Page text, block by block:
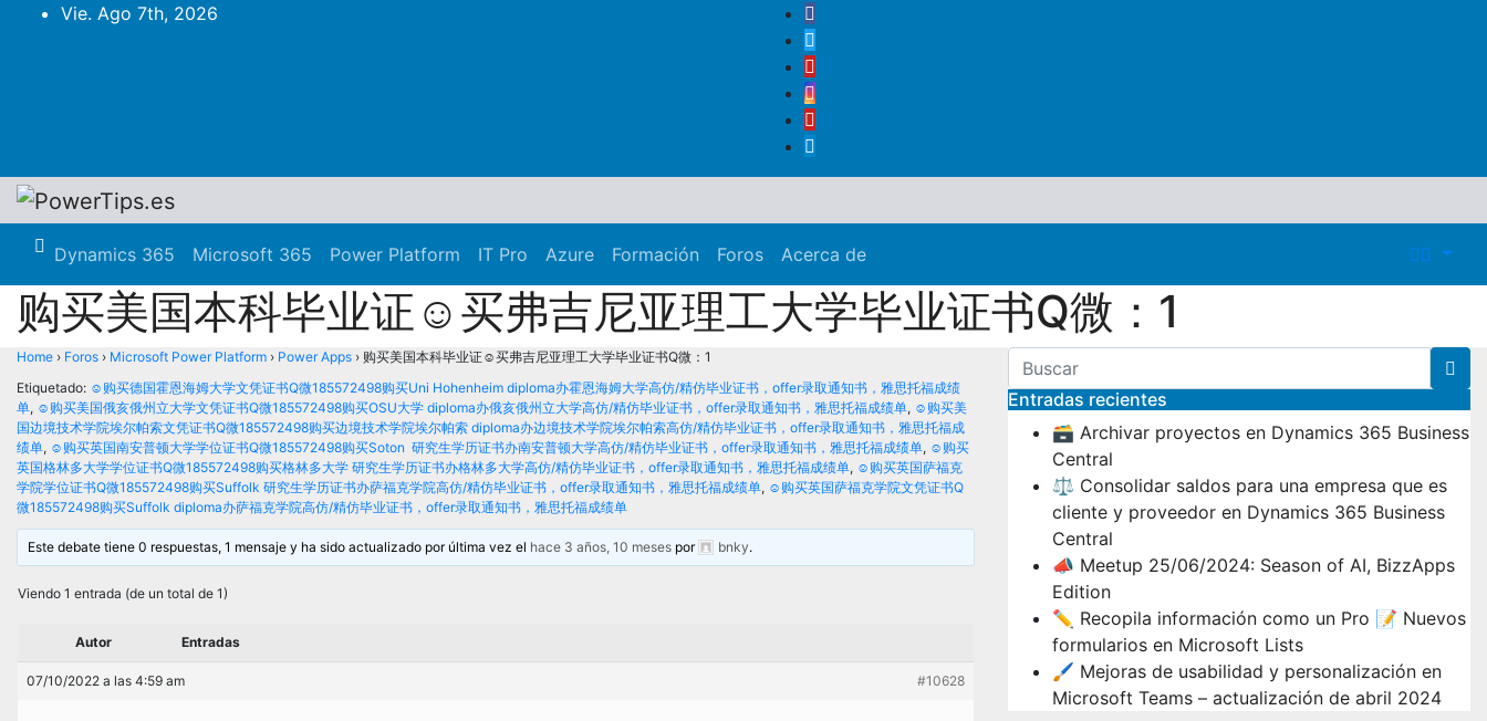
Vie. Ago 7th, 2026
Dynamics 365 Microsoft 365 Power Platform IT Pro Azure Formación Foros Acerca de
购买美国本科毕业证☺买弗吉尼亚理工大学毕业证书Q微：1
Home › Foros › Microsoft Power Platform › Power Apps › 购买美国本科毕业证☺买弗吉尼亚理工大学毕业证书Q微：1
Etiquetado: ☺购买德国霍恩海姆大学文凭证书Q微185572498购买Uni Hohenheim diploma办霍恩海姆大学高仿/精仿毕业证书，offer录取通知书，雅思托福成绩
单, ☺购买美国俄亥俄州立大学文凭证书Q微185572498购买OSU大学 diploma办俄亥俄州立大学高仿/精仿毕业证书，offer录取通知书，雅思托福成绩单, ☺购买美
国边境技术学院埃尔帕索文凭证书Q微185572498购买边境技术学院埃尔帕索 diploma办边境技术学院埃尔帕索高仿/精仿毕业证书，offer录取通知书，雅思托福成
绩单, ☺购买英国南安普顿大学学位证书Q微185572498购买Soton 研究生学历证书办南安普顿大学高仿/精仿毕业证书，offer录取通知书，雅思托福成绩单, ☺购买
英国格林多大学学位证书Q微185572498购买格林多大学 研究生学历证书办格林多大学高仿/精仿毕业证书，offer录取通知书，雅思托福成绩单, ☺购买英国萨福克
学院学位证书Q微185572498购买Suffolk 研究生学历证书办萨福克学院高仿/精仿毕业证书，offer录取通知书，雅思托福成绩单, ☺购买英国萨福克学院文凭证书Q
微185572498购买Suffolk diploma办萨福克学院高仿/精仿毕业证书，offer录取通知书，雅思托福成绩单
Este debate tiene 0 respuestas, 1 mensaje y ha sido actualizado por última vez el hace 3 años, 10 meses por bnky.
Viendo 1 entrada (de un total de 1)
Autor Entradas
07/10/2022 a las 4:59 am #10628
Entradas recientes
🗃️ Archivar proyectos en Dynamics 365 Business
Central
⚖️ Consolidar saldos para una empresa que es
cliente y proveedor en Dynamics 365 Business
Central
📣 Meetup 25/06/2024: Season of AI, BizzApps
Edition
✏️ Recopila información como un Pro 📝 Nuevos
formularios en Microsoft Lists
🖌️ Mejoras de usabilidad y personalización en
Microsoft Teams – actualización de abril 2024